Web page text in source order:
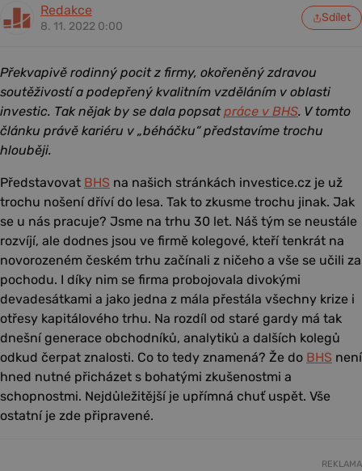
Redakce
8. 11. 2022 0:00
Sdílet
Překvapivě rodinný pocit z firmy, okořeněný zdravou
soutěživostí a podepřený kvalitním vzděláním v oblasti
investic. Tak nějak by se dala popsatpráce v BHS. V tomto
článku právě kariéru v „béháčku“ představíme trochu
hlouběji.
Představovat BHS na našich stránkách investice.cz je už
trochu nošení dříví do lesa. Tak to zkusme trochu jinak. Jak
se u nás pracuje? Jsme na trhu 30 let. Náš tým se neustále
rozvíjí, ale dodnes jsou ve firmě kolegové, kteří tenkrát na
novorozeném českém trhu začínali z ničeho a vše se učili za
pochodu. I díky nim se firma probojovala divokými
devadesátkami a jako jedna z mála přestála všechny krize i
otřesy kapitálového trhu. Na rozdíl od staré gardy má tak
dnešní generace obchodníků, analytiků a dalších kolegů
odkud čerpat znalosti. Co to tedy znamená? Že do BHS není
hned nutné přicházet s bohatými zkušenostmi a
schopnostmi. Nejdůležitější je upřímná chuť uspět. Vše
ostatní je zde připravené.
REKLAMA